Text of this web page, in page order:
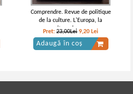
Comprendre. Revue de politique
de la culture. L'Europa, la
cultura, la pace
Pret:23,00Lei 9,20 Lei
Adaugă în coș